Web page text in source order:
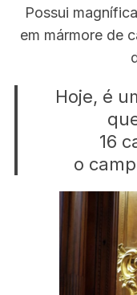
Possui
em mármore de
Hoje, é
16
o